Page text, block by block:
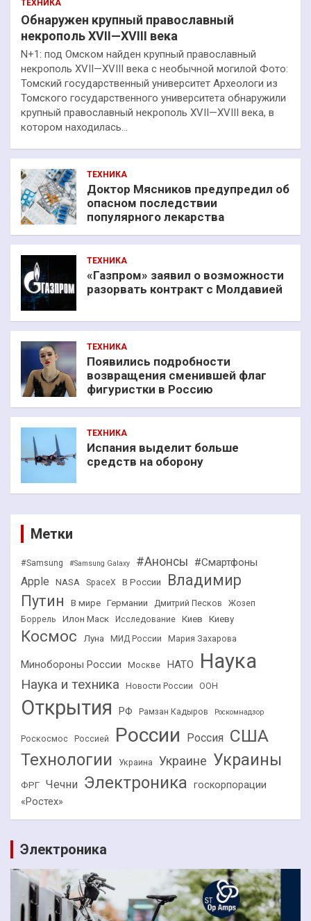
ТЕХНИКА
Обнаружен крупный православный
некрополь XVII—XVIII века
N+1: под Омском найден крупный православный
некрополь XVII—XVIII века с необычной могилой Фото:
Томский государственный университет Археологи из
Томского государственного университета обнаружили
крупный православный некрополь XVII—XVIII века, в
котором находилась…
ТЕХНИКА
Доктор Мясников предупредил об
опасном последствии
популярного лекарства
ТЕХНИКА
«Газпром» заявил о возможности
разорвать контракт с Молдавией
ТЕХНИКА
Появились подробности
возвращения сменившей флаг
фигуристки в Россию
ТЕХНИКА
Испания выделит больше
средств на оборону
Метки
#Samsung #Samsung Galaxy #Анонсы #Смартфоны
Apple NASA SpaceX В России
Владимир
Путин
В мире Германии Дмитрий Песков
Жозеп
Боррель
Илон Маск Исследование Киев Киеву
Космос Луна МИД России Мария Захарова
Минобороны России Москве НАТО Наука
Наука и техника Новости России ООН
Открытия РФ Рамзан Кадыров Роскомнадзор
Роскосмос Россией России Россия США
Технологии Украина Украине Украины
ФРГ Чечни Электроника госкорпорации
«Ростех»
Электроника